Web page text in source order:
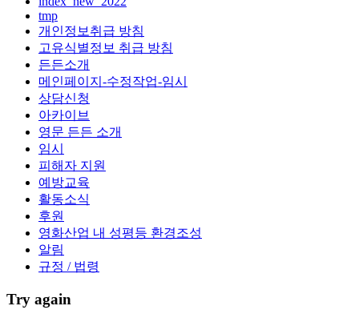
tmp
개인정보취급 방침
고유식별정보 취급 방침
든든소개
메인페이지-수정작업-임시
상담신청
아카이브
영문 든든 소개
임시
피해자 지원
예방교육
활동소식
후원
영화산업 내 성평등 환경조성
알림
규정 / 법령
Try again